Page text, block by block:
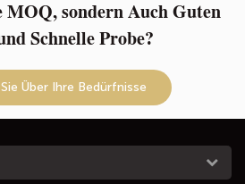
MOQ, sondern Auch Guten
Schnelle Probe?
Über Ihre Bedürfnisse